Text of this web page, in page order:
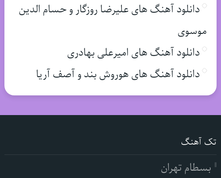
دانلود آهنگ های علیرضا روزگار و حسام الدین
موسوی
دانلود آهنگ های امیرعلی بهادری
دانلود آهنگ های هوروش بند و آصف آریا
تک آهنگ
بسطام تهران